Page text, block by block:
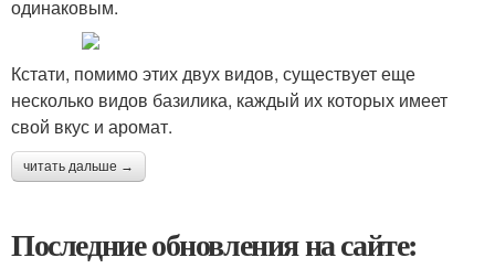
одинаковым.
Кстати, помимо этих двух видов, существует еще
несколько видов базилика, каждый их которых имеет
свой вкус и аромат.
читать дальше →
Последние обновления на сайте: